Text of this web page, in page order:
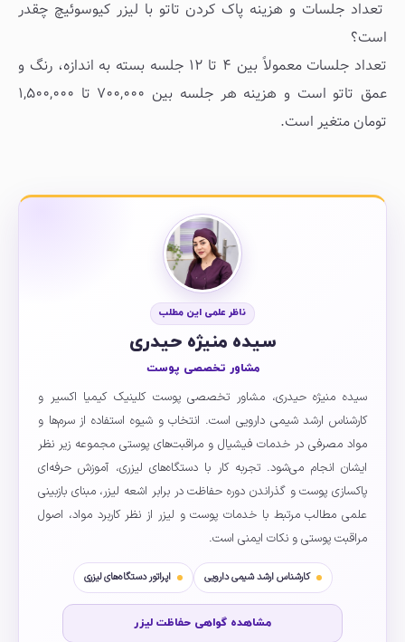
تعداد جلسات و هزینه پاک کردن تاتو با لیزر کیوسوئیچ چقدر
است؟
تعداد جلسات معمولاً بین ۴ تا ۱۲ جلسه بسته به اندازه، رنگ و
عمق تاتو است و هزینه هر جلسه بین ۷۰۰,۰۰۰ تا ۱,۵۰۰,۰۰۰
تومان متغیر است.
ناظر علمی این مطلب
سیده منیژه حیدری
مشاور تخصصی پوست
سیده منیژه حیدری، مشاور تخصصی پوست کلینیک کیمیا اکسیر و
کارشناس ارشد شیمی دارویی است. انتخاب و شیوه استفاده از سرم‌ها و
مواد مصرفی در خدمات فیشیال و مراقبت‌های پوستی مجموعه زیر نظر
ایشان انجام می‌شود. تجربه کار با دستگاه‌های لیزری، آموزش حرفه‌ای
پاکسازی پوست و گذراندن دوره حفاظت در برابر اشعه لیزر، مبنای بازبینی
علمی مطالب مرتبط با خدمات پوست و لیزر از نظر کاربرد مواد، اصول
مراقبت پوستی و نکات ایمنی است.
کارشناس ارشد شیمی دارویی اپراتور دستگاه‌های لیزری
مشاهده گواهی حفاظت لیزر